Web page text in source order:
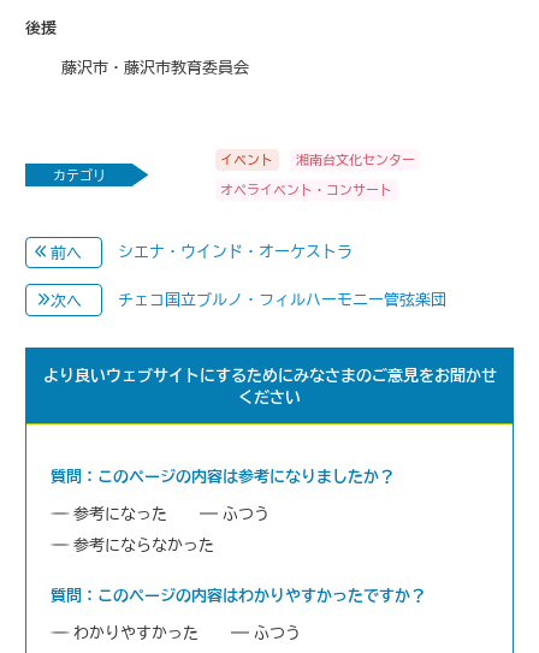
後援
藤沢市・藤沢市教育委員会
カテゴリ
イベント 湘南台文化センター
オペライベント・コンサート
前へ シエナ・ウインド・オーケストラ
次へ チェコ国立ブルノ・フィルハーモニー管弦楽団
より良いウェブサイトにするためにみなさまのご意見をお聞かせ
ください
質問：このページの内容は参考になりましたか？
参考になった
ふつう
参考にならなかった
質問：このページの内容はわかりやすかったですか？
わかりやすかった
ふつう